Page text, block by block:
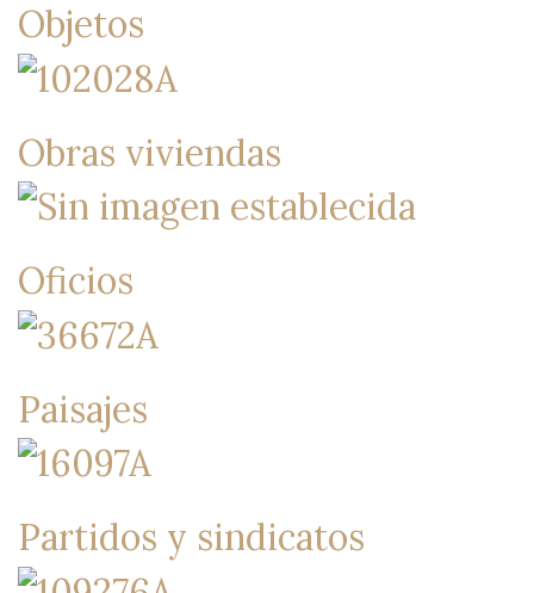
Objetos
Obras viviendas
Oficios
Paisajes
Partidos y sindicatos